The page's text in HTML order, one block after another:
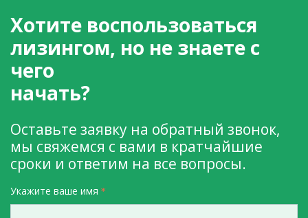
Хотите воспользоваться
лизингом, но не знаете с
чего
начать?
Оставьте заявку на обратный звонок,
мы свяжемся с вами в кратчайшие
сроки и ответим на все вопросы.
Укажите ваше имя